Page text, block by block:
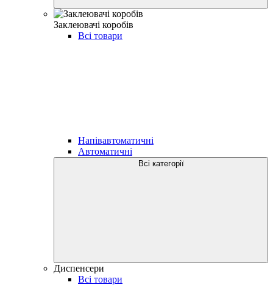
Заклеювачі коробів
Всі товари
Напівавтоматичні
Автоматичні
Всі категорії
Диспенсери
Всі товари